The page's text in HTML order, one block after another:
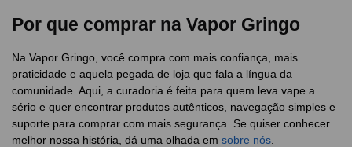
Por que comprar na Vapor Gringo
Na Vapor Gringo, você compra com mais confiança, mais
praticidade e aquela pegada de loja que fala a língua da
comunidade. Aqui, a curadoria é feita para quem leva vape a
sério e quer encontrar produtos autênticos, navegação simples e
suporte para comprar com mais segurança. Se quiser conhecer
melhor nossa história, dá uma olhada em sobre nós